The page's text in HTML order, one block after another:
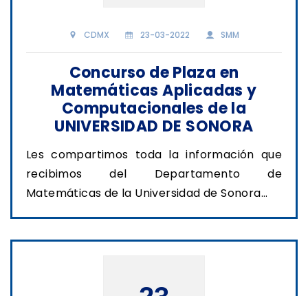
CDMX 23-03-2022 SMM
Concurso de Plaza en
Matemáticas Aplicadas y
Computacionales de la
UNIVERSIDAD DE SONORA
Les compartimos toda la información que
recibimos del Departamento de
Matemáticas de la Universidad de Sonora...